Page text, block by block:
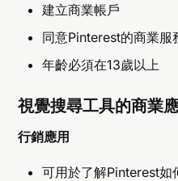
建立商業帳戶
同意Pinterest的商業服
年齡必須在13歲以上
視覺搜尋工具的商業
行銷應用
可用於了解Pinterest如